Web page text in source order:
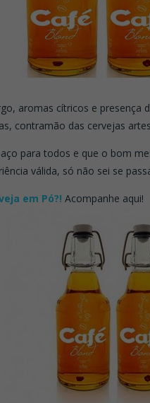
aromas cítricos e presença
contramão das cervejas
para todos e que o bom
válida, só não sei se
em Pó?! Acompanhe aqui!